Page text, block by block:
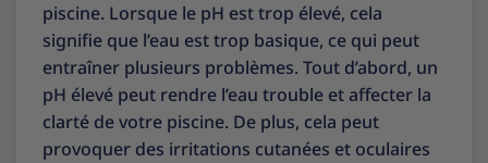
piscine. Lorsque le pH est trop élevé, cela
signifie que l’eau est trop basique, ce qui peut
entraîner plusieurs problèmes. Tout d’abord, un
pH élevé peut rendre l’eau trouble et affecter la
clarté de votre piscine. De plus, cela peut
provoquer des irritations cutanées et oculaires